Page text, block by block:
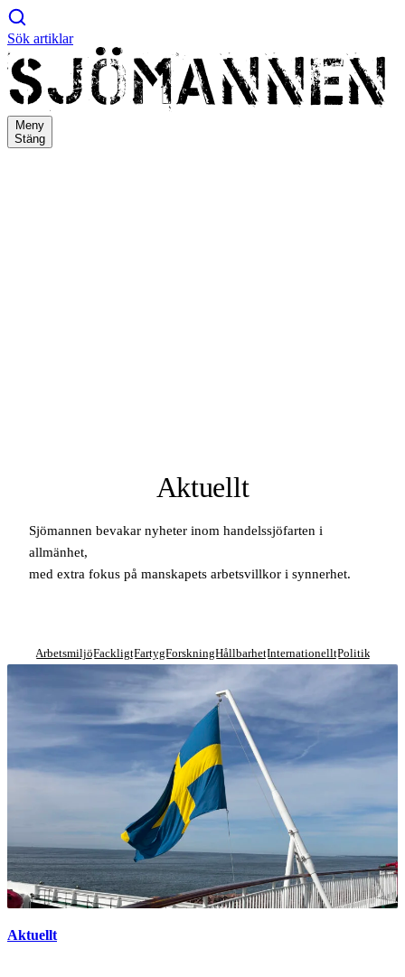
Sök artiklar
Meny
Stäng
Aktuellt
Sjömannen bevakar nyheter inom handelssjöfarten i
allmänhet,
med extra fokus på manskapets arbetsvillkor i synnerhet.
ArbetsmiljöFackligtFartygForskningHållbarhetInternationelltPolitik
Aktuellt